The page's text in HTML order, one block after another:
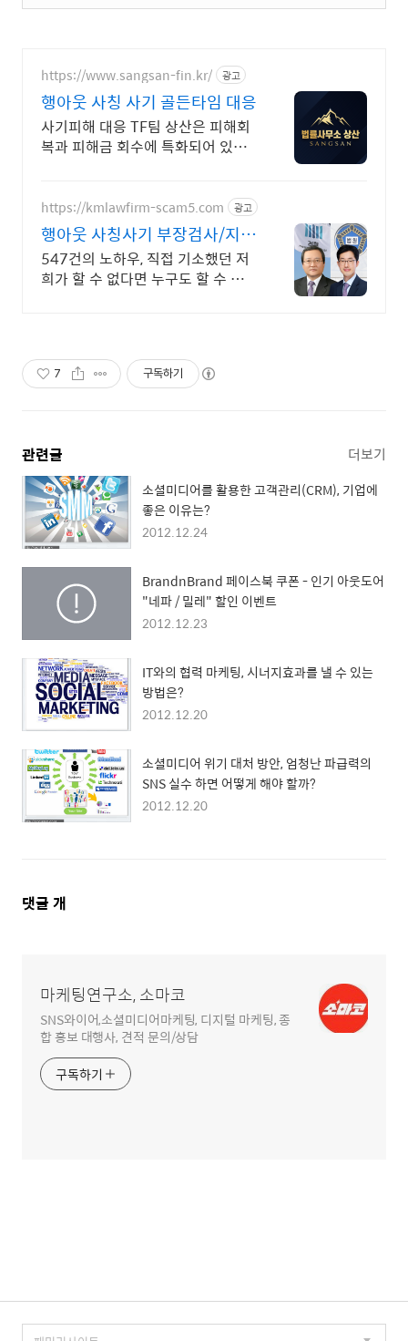
https://www.sangsan-fin.kr/ 광고
행아웃 사칭 사기 골든타임 대응
사기피해 대응 TF팀 상산은 피해회
복과 피해금 회수에 특화되어 있습
https://kmlawfirm-scam5.com 광고
행아웃 사칭사기 부장검사/지청
장 역임
547건의 노하우, 직접 기소했던 저
희가 할 수 없다면 누구도 할 수 없습
7 구독하기
관련글 더보기
소셜미디어를 활용한 고객관리(CRM), 기업에
좋은 이유는?
2012.12.24
BrandnBrand 페이스북 쿠폰 - 인기 아웃도어
"네파 / 밀레" 할인 이벤트
2012.12.23
IT와의 협력 마케팅, 시너지효과를 낼 수 있는
방법은?
2012.12.20
소셜미디어 위기 대처 방안, 엄청난 파급력의
SNS 실수 하면 어떻게 해야 할까?
2012.12.20
댓
댓글 개
마케팅연구소, 소마코
SNS와이어,소셜미디어마케팅, 디지털 마케팅, 종
합 홍보 대행사, 견적 문의/상담
구독하기